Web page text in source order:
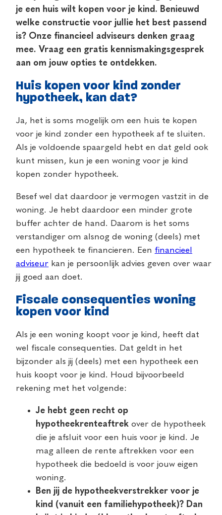
je een huis wilt kopen voor je kind. Benieuwd
welke constructie voor jullie het best passend
is? Onze financieel adviseurs denken graag
mee. Vraag een gratis kennismakingsgesprek
aan om jouw opties te ontdekken.
Huis kopen voor kind zonder
hypotheek, kan dat?
Ja, het is soms mogelijk om een huis te kopen
voor je kind zonder een hypotheek af te sluiten.
Als je voldoende spaargeld hebt en dat geld ook
kunt missen, kun je een woning voor je kind
kopen zonder hypotheek.
Besef wel dat daardoor je vermogen vastzit in de
woning. Je hebt daardoor een minder grote
buffer achter de hand. Daarom is het soms
verstandiger om alsnog de woning (deels) met
een hypotheek te financieren. Een financieel
adviseur kan je persoonlijk advies geven over waar
jij goed aan doet.
Fiscale consequenties woning
kopen voor kind
Als je een woning koopt voor je kind, heeft dat
wel fiscale consequenties. Dat geldt in het
bijzonder als jij (deels) met een hypotheek een
huis koopt voor je kind. Houd bijvoorbeeld
rekening met het volgende:
Je hebt geen recht op
hypotheekrenteaftrek over de hypotheek
die je afsluit voor een huis voor je kind. Je
mag alleen de rente aftrekken voor een
hypotheek die bedoeld is voor jouw eigen
woning.
Ben jij de hypotheekverstrekker voor je
kind (vanuit een familiehypotheek)? Dan